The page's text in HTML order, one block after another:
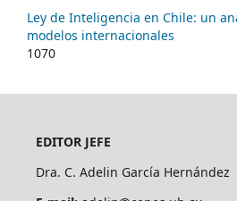
Ley de Inteligencia en Chile: un
modelos internacionales
1070
EDITOR JEFE
Dra. C. Adelin García Hernández